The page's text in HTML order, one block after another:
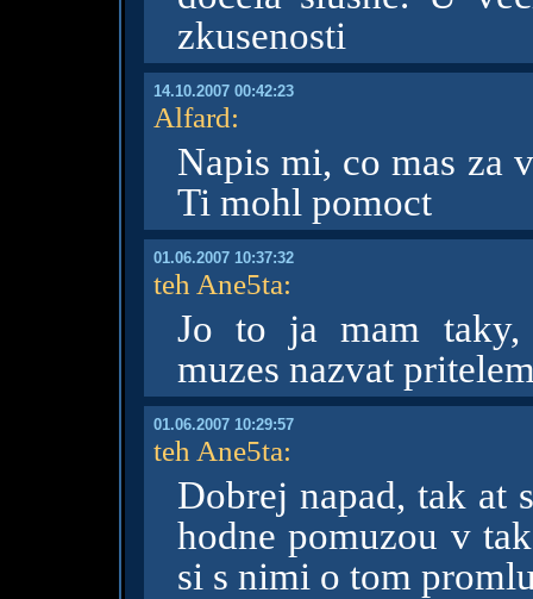
zkusenosti
14.10.2007 00:42:23
Alfard:
Napis mi, co mas za
Ti mohl pomoct
01.06.2007 10:37:32
teh Ane5ta:
Jo to ja mam taky,
muzes nazvat
01.06.2007 10:29:57
teh Ane5ta:
Dobrej napad, tak at
hodne pomuzou v
si s nimi o tom